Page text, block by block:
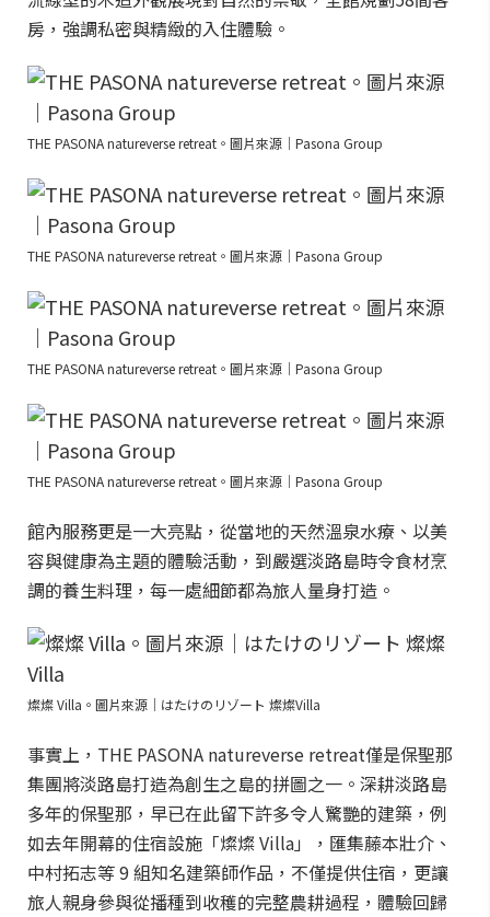
房，強調私密與精緻的入住體驗。
THE PASONA natureverse retreat。圖片來源｜Pasona Group
THE PASONA natureverse retreat。圖片來源｜Pasona Group
THE PASONA natureverse retreat。圖片來源｜Pasona Group
THE PASONA natureverse retreat。圖片來源｜Pasona Group
館內服務更是一大亮點，從當地的天然溫泉水療、以美
容與健康為主題的體驗活動，到嚴選淡路島時令食材烹
調的養生料理，每一處細節都為旅人量身打造。
燦燦 Villa。圖片來源｜はたけのリゾート 燦燦Villa
事實上，THE PASONA natureverse retreat僅是保聖那
集團將淡路島打造為創生之島的拼圖之一。深耕淡路島
多年的保聖那，早已在此留下許多令人驚艷的建築，例
如去年開幕的住宿設施「燦燦 Villa」，匯集藤本壯介、
中村拓志等 9 組知名建築師作品，不僅提供住宿，更讓
旅人親身參與從播種到收穫的完整農耕過程，體驗回歸